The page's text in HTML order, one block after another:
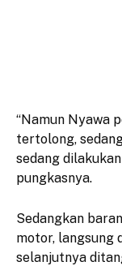
“Namun Nyawa
tertolong,
sedang
pungkasnya.
Sedangkan
motor, langsung
selanjutnya